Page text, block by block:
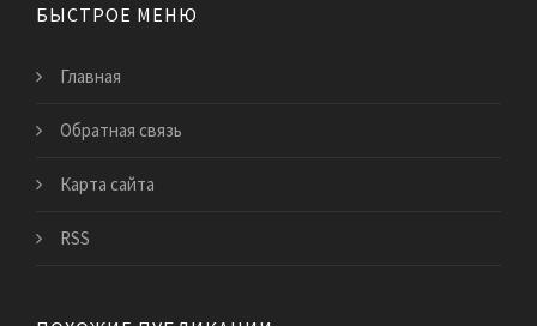
БЫСТРОЕ МЕНЮ
Главная
Обратная связь
Карта сайта
RSS